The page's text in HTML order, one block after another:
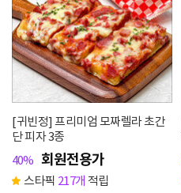
[귀빈정] 프리미엄 모짜렐라 초간
단 피자 3종
40% 회원전용가
스타픽 217개 적립